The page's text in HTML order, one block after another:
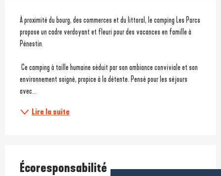
Description
À proximité du bourg, des commerces et du littoral, le camping Les Parcs
propose un cadre verdoyant et fleuri pour des vacances en famille à
Pénestin.
environnement soigné, propice à la détente. Pensé pour les séjours
avec...
Lire la suite
Écoresponsabilité